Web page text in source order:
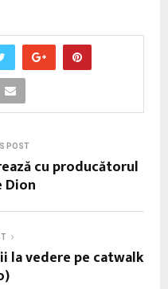
POST
cu producătorul
Dion
la vedere pe catwalk